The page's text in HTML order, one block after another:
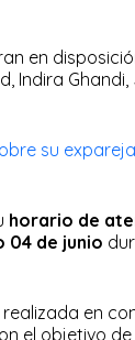
en
Indira
su
horario de
04 de junio
en
el objetivo